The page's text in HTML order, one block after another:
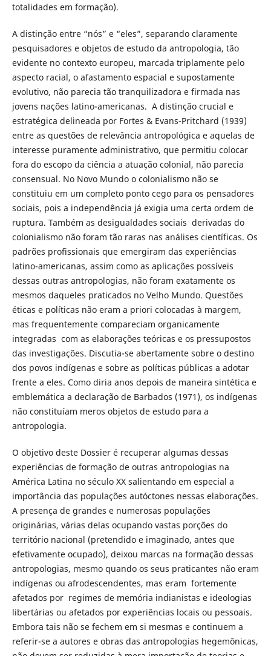
totalidades em formação).
A distinção entre “nós” e “eles”, separando claramente
pesquisadores e objetos de estudo da antropologia, tão
evidente no contexto europeu, marcada triplamente pelo
aspecto racial, o afastamento espacial e supostamente
evolutivo, não parecia tão tranquilizadora e firmada nas
jovens nações latino-americanas. A distinção crucial e
estratégica delineada por Fortes & Evans-Pritchard (1939)
entre as questões de relevância antropológica e aquelas de
interesse puramente administrativo, que permitiu colocar
fora do escopo da ciência a atuação colonial, não parecia
consensual. No Novo Mundo o colonialismo não se
constituiu em um completo ponto cego para os pensadores
sociais, pois a independência já exigia uma certa ordem de
ruptura. Também as desigualdades sociais derivadas do
colonialismo não foram tão raras nas análises científicas. Os
padrões profissionais que emergiram das experiências
latino-americanas, assim como as aplicações possíveis
dessas outras antropologias, não foram exatamente os
mesmos daqueles praticados no Velho Mundo. Questões
éticas e políticas não eram a priori colocadas à margem,
mas frequentemente compareciam organicamente
integradas com as elaborações teóricas e os pressupostos
das investigações. Discutia-se abertamente sobre o destino
dos povos indígenas e sobre as políticas públicas a adotar
frente a eles. Como diria anos depois de maneira sintética e
emblemática a declaração de Barbados (1971), os indígenas
não constituíam meros objetos de estudo para a
antropologia.
O objetivo deste Dossier é recuperar algumas dessas
experiências de formação de outras antropologias na
América Latina no século XX salientando em especial a
importância das populações autóctones nessas elaborações.
A presença de grandes e numerosas populações
originárias, várias delas ocupando vastas porções do
território nacional (pretendido e imaginado, antes que
efetivamente ocupado), deixou marcas na formação dessas
antropologias, mesmo quando os seus praticantes não eram
indígenas ou afrodescendentes, mas eram fortemente
afetados por regimes de memória indianistas e ideologias
libertárias ou afetados por experiências locais ou pessoais.
Embora tais não se fechem em si mesmas e continuem a
referir-se a autores e obras das antropologias hegemônicas,